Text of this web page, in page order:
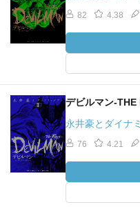
82 4.38
デビルマン-THE
永井豪とダイナ
76 4.21